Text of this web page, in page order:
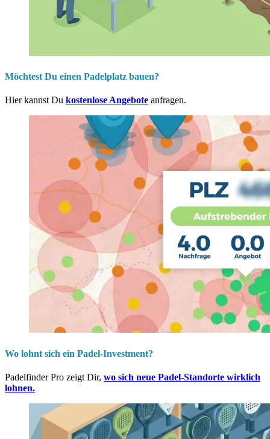
Möchtest Du einen Padelplatz bauen?
Hier kannst Du kostenlose Angebote anfragen.
Wo lohnt sich ein Padel-Investment?
Padelfinder Pro zeigt Dir, wo sich neue Padel-Standorte wirklich
lohnen.